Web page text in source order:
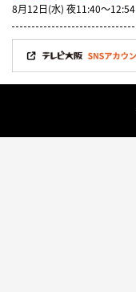
8月12日(水) 夜11:40〜12:54